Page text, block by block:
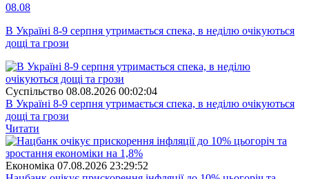
08.08
В Україні 8-9 серпня утримається спека, в неділю очікуються
дощі та грози
Суспiльство 08.08.2026 00:02:04
В Україні 8-9 серпня утримається спека, в неділю очікуються
дощі та грози
Читати
Економіка 07.08.2026 23:29:52